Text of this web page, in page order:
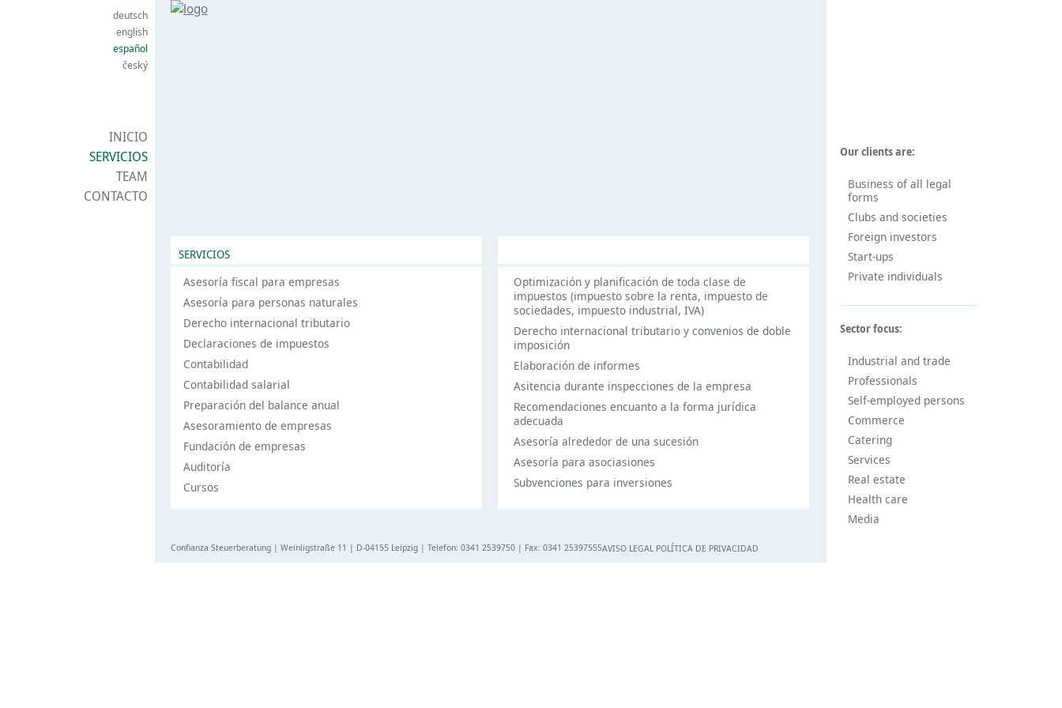
deutsch
english
español
český
INICIO
SERVICIOS
TEAM
CONTACTO
SERVICIOS
Asesoría fiscal para empresas
Asesoría para personas naturales
Derecho internacional tributario
Declaraciones de impuestos
Contabilidad
Contabilidad salarial
Preparación del balance anual
Asesoramiento de empresas
Fundación de empresas
Auditoría
Cursos
Optimización y planificación de toda clase de
impuestos (impuesto sobre la renta, impuesto de
sociedades, impuesto industrial, IVA)
Derecho internacional tributario y convenios de doble
imposición
Elaboración de informes
Asitencia durante inspecciones de la empresa
Recomendaciones encuanto a la forma jurídica
adecuada
Asesoría alrededor de una sucesión
Asesoría para asociasiones
Subvenciones para inversiones
Confianza Steuerberatung | Weinligstraße 11 | D-04155 Leipzig | Telefon: 0341 2539750 | Fax: 0341 25397555AVISO LEGAL POLÍTICA DE PRIVACIDAD
Our clients are:
Business of all legal
forms
Clubs and societies
Foreign investors
Start-ups
Private individuals
Sector focus:
Industrial and trade
Professionals
Self-employed persons
Commerce
Catering
Services
Real estate
Health care
Media